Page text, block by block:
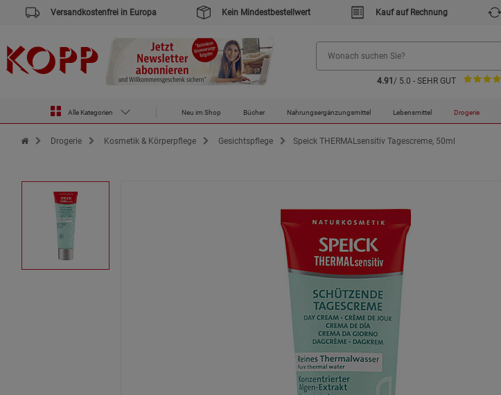
Versandkostenfrei in Europa Kein Mindestbestellwert Kauf auf Rechnung
4.91 / 5.0 - SEHR GUT
Alle Kategorien Neu im Shop Bücher Nahrungsergänzungsmittel Lebensmittel Drogerie
Zur Startseite des Kopp Verlag Online-Shop
Drogerie Kosmetik & Körperpflege Gesichtspflege Speick THERMALsensitiv Tagescreme, 50ml